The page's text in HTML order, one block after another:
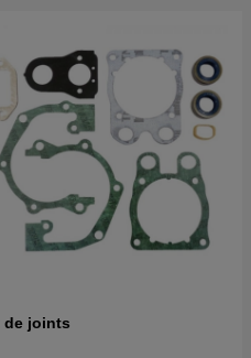
de joints